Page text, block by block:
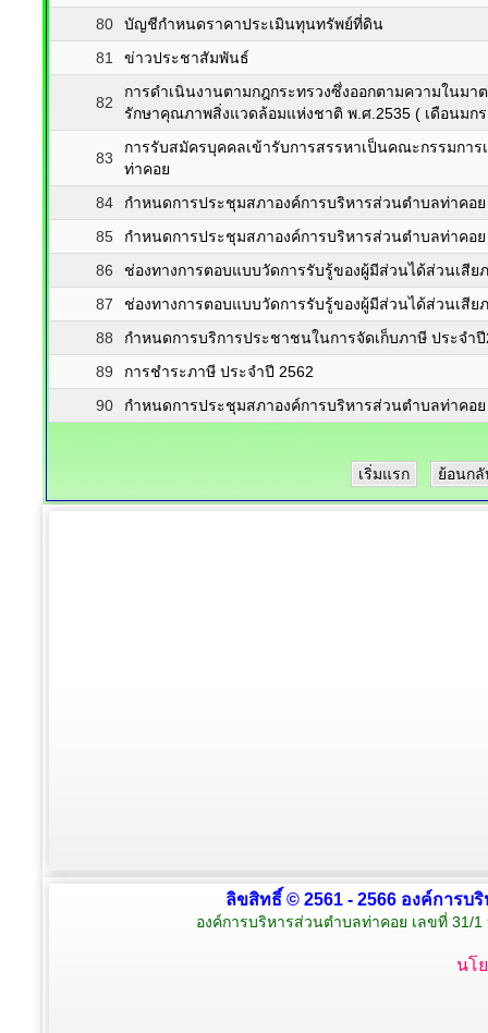
80
บัญชีกำหนดราคาประเมินทุนทรัพย์ที่ดิน
81
ข่าวประชาสัมพันธ์
82
การดำเนินงานตามกฎกระทรวงซึ่งออกตามความในม
รักษาคุณภาพสิ่งแวดล้อมแห่งชาติ พ.ศ.2535 ( เดือนมก
83
การรับสมัครบุคคลเข้ารับการสรรหาเป็นคณะกรรมกา
ท่าคอย
84
กำหนดการประชุมสภาองค์การบริหารส่วนตำบลท่าคอ
85
กำหนดการประชุมสภาองค์การบริหารส่วนตำบลท่าคอย
86
ช่องทางการตอบแบบวัดการรับรู้ของผู้มีส่วนได้ส่วนเสีย
87
ช่องทางการตอบแบบวัดการรับรู้ของผู้มีส่วนได้ส่วนเสีย
88
กำหนดการบริการประชาชนในการจัดเก็บภาษี ประจำปี
89
การชำระภาษี ประจำปี 2562
90
กำหนดการประชุมสภาองค์การบริหารส่วนตำบลท่าคอย
เริ่มแรก ย้อนกลั
ลิขสิทธิ์ © 2561 - 2566 องค์การบ
องค์การบริหารส่วนตำบลท่าคอย เลขที่ 31/
นโ